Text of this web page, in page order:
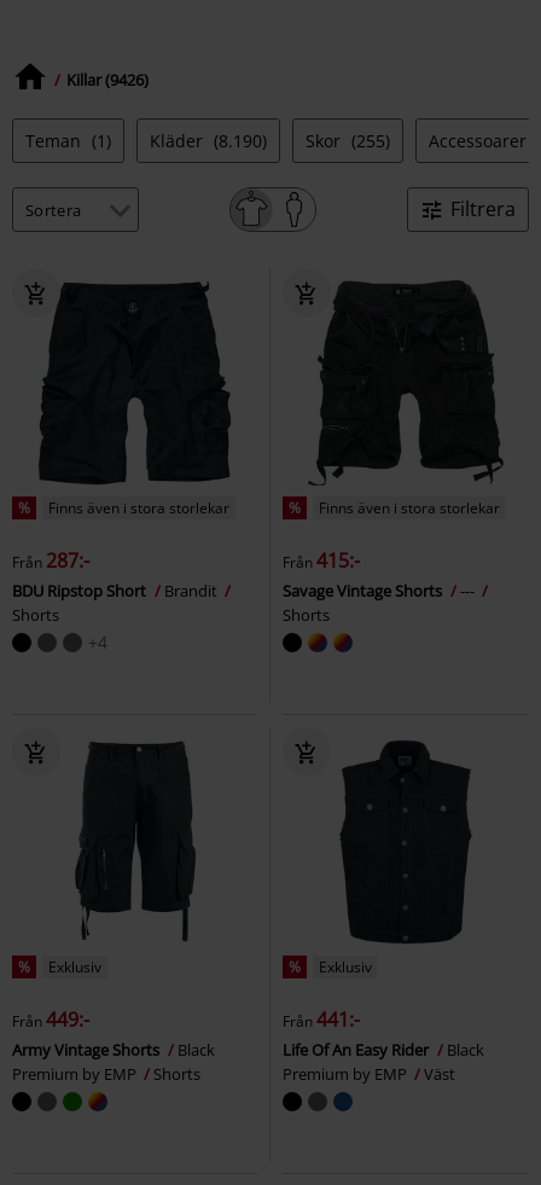
Killar (9426)
Teman (1) Kläder (8.190) Skor (255) Accessoarer
Filtrera
% Finns även i stora storlekar
Från 287:-
BDU Ripstop Short
Brandit
Shorts
+4
% Finns även i stora storlekar
Från415:-
Savage Vintage Shorts
---
Shorts
% Exklusiv
Från449:-
Army Vintage Shorts
Black
Premium by EMP
Shorts
% Exklusiv
Från441:-
Life Of An Easy Rider
Black
Premium by EMP
Väst